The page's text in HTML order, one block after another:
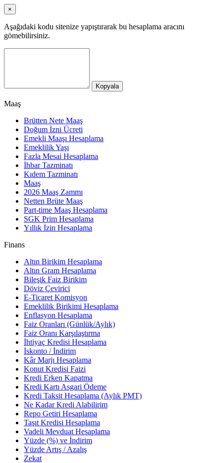
×
Aşağıdaki kodu sitenize yapıştırarak bu hesaplama aracını
gömebilirsiniz.
Kopyala
Maaş
Brütten Nete Maaş
Doğum İzni Ücreti
Emekli Maaşı Hesaplama
Emeklilik Yaşı
Fazla Mesai Hesaplama
İhbar Tazminatı
Kıdem Tazminatı
Maaş
2026 Maaş Zammı
Netten Brüte Maaş
Part-time Maaş Hesaplama
SGK Prim Hesaplama
Yıllık İzin Hesaplama
Finans
Altın Birikim Hesaplama
Altın Gram Hesaplama
Bileşik Faiz Birikim
Döviz Çevirici
E-Ticaret Komisyon
Emeklilik Birikimi Hesaplama
Enflasyon Hesaplama
Faiz Oranları (Günlük/Aylık)
Faiz Oranı Karşılaştırma
İhtiyaç Kredisi Hesaplama
İskonto / İndirim
Kâr Marjı Hesaplama
Konut Kredisi Faizi
Kredi Erken Kapatma
Kredi Kartı Asgari Ödeme
Kredi Taksit Hesaplama (Aylık PMT)
Ne Kadar Kredi Alabilirim
Repo Getiri Hesaplama
Taşıt Kredisi Hesaplama
Vadeli Mevduat Hesaplama
Yüzde (%) ve İndirim
Yüzde Artış / Azalış
Zekat